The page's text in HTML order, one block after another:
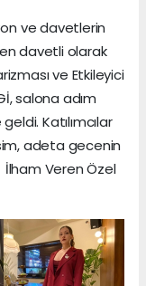
ve davetlerin
davetli olarak
ve Etkileyici
salona adım
Katılımcılar
adeta gecenin
İlham Veren Özel